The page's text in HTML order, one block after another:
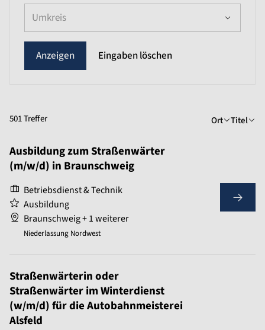
Umkreis
Eingaben löschen
501 Treffer Ort Titel
Ausbildung zum Straßenwärter
(m/w/d) in Braunschweig
Betriebsdienst & Technik
Ausbildung
Braunschweig + 1 weiterer
Niederlassung Nordwest
Straßenwärterin oder
Straßenwärter im Winterdienst
(w/m/d) für die Autobahnmeisterei
Alsfeld